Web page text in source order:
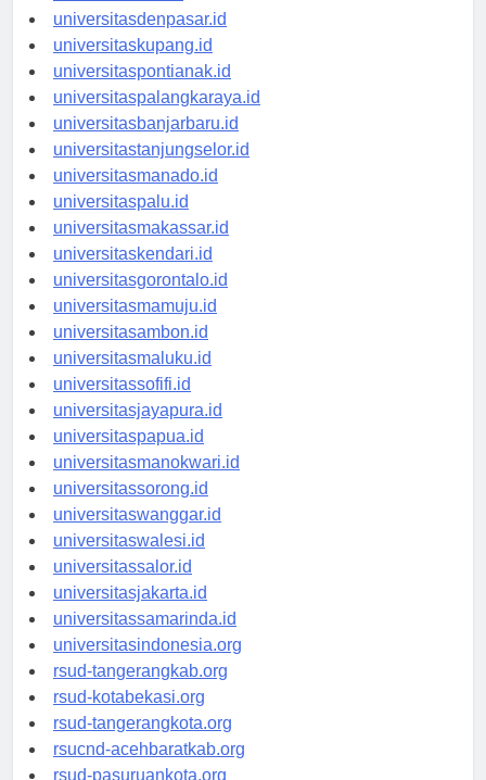
universitasbali.id
universitasdenpasar.id
universitaskupang.id
universitaspontianak.id
universitaspalangkaraya.id
universitasbanjarbaru.id
universitastanjungselor.id
universitasmanado.id
universitaspalu.id
universitasmakassar.id
universitaskendari.id
universitasgorontalo.id
universitasmamuju.id
universitasambon.id
universitasmaluku.id
universitassofifi.id
universitasjayapura.id
universitaspapua.id
universitasmanokwari.id
universitassorong.id
universitaswanggar.id
universitaswalesi.id
universitassalor.id
universitasjakarta.id
universitassamarinda.id
universitasindonesia.org
rsud-tangerangkab.org
rsud-kotabekasi.org
rsud-tangerangkota.org
rsucnd-acehbaratkab.org